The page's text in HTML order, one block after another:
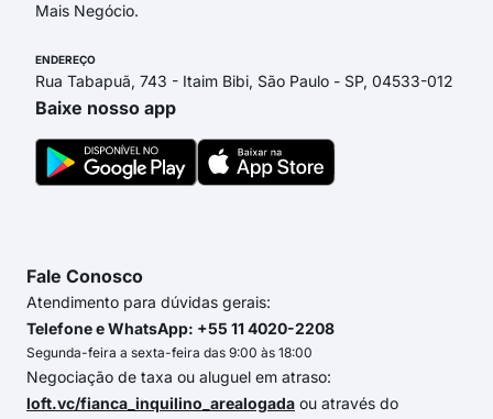
Mais Negócio.
ENDEREÇO
Rua Tabapuã, 743 - Itaim Bibi, São Paulo - SP, 04533-012
Baixe nosso app
Fale Conosco
Atendimento para dúvidas gerais:
Telefone e WhatsApp: +55 11 4020-2208
Segunda-feira a sexta-feira das 9:00 às 18:00
Negociação de taxa ou aluguel em atraso:
loft.vc/fianca_inquilino_arealogada ou através do